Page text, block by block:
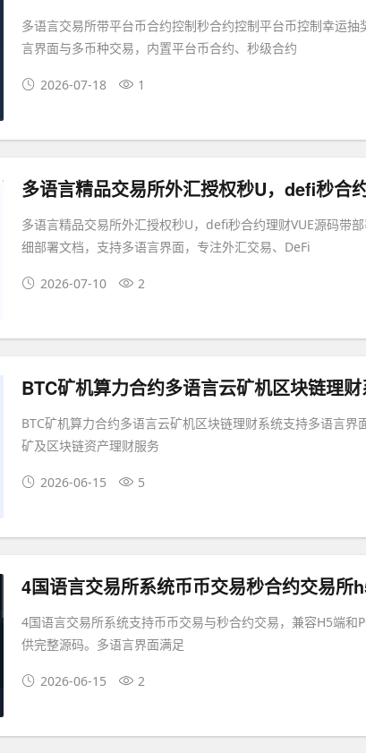
多语言交易所带平台币合约控制秒合约控制平台币控制幸运
言界面与多币种交易，内置平台币合约、秒级合约
2026-07-18 1
多语言精品交易所外汇授权秒U，defi秒合约理财VUE源码带
细部署文档，支持多语言界面，专注外汇交易、DeFi
2026-07-10 2
BTC矿机算力合约多语言云矿机区块链理
BTC矿机算力合约多语言云矿机区块链理财系统支持多语言界
矿及区块链资产理财服务
2026-06-15 5
4国语言交易所系统币币交易秒合约交易所
4国语言交易所系统支持币币交易与秒合约交易，兼容H5端和
供完整源码。多语言界面满足
2026-06-15 2